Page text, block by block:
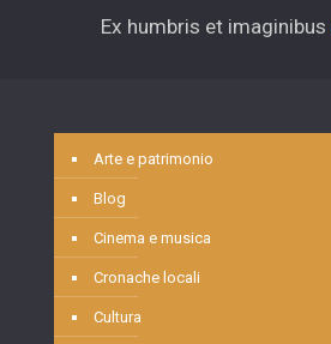
Ex humbris et imaginibus
Arte e patrimonio
Blog
Cinema e musica
Cronache locali
Cultura